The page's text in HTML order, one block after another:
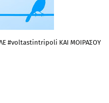
#voltastintripoli ΚΑΙ ΜΟΙΡΑΣΟΥ